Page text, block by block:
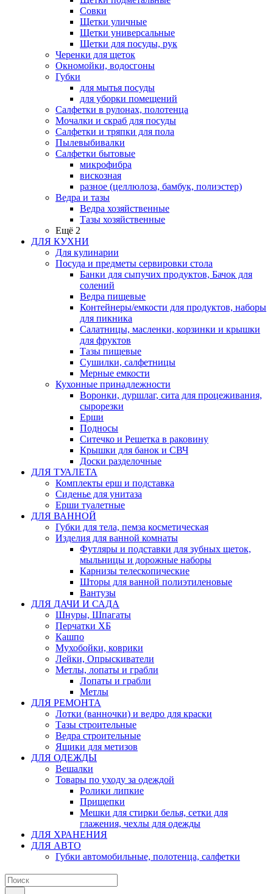
Совки
Щетки уличные
Щетки универсальные
Щетки для посуды, рук
Черенки для щеток
Окномойки, водосгоны
Губки
для мытья посуды
для уборки помещений
Салфетки в рулонах, полотенца
Мочалки и скраб для посуды
Салфетки и тряпки для пола
Пылевыбивалки
Салфетки бытовые
микрофибра
вискозная
разное (целлюлоза, бамбук, полиэстер)
Ведра и тазы
Ведра хозяйственные
Тазы хозяйственные
Ещё 2
ДЛЯ КУХНИ
Для кулинарии
Посуда и предметы сервировки стола
Банки для сыпучих продуктов, Бачок для
солений
Ведра пищевые
Контейнеры/емкости для продуктов, наборы
для пикника
Салатницы, масленки, корзинки и крышки
для фруктов
Тазы пищевые
Сушилки, салфетницы
Мерные емкости
Кухонные принадлежности
Воронки, дуршлаг, сита для процеживания,
сырорезки
Ерши
Подносы
Ситечко и Решетка в раковину
Крышки для банок и СВЧ
Доски разделочные
ДЛЯ ТУАЛЕТА
Комплекты ерш и подставка
Сиденье для унитаза
Ерши туалетные
ДЛЯ ВАННОЙ
Губки для тела, пемза косметическая
Изделия для ванной комнаты
Футляры и подставки для зубных щеток,
мыльницы и дорожные наборы
Карнизы телескопические
Шторы для ванной полиэтиленовые
Вантузы
ДЛЯ ДАЧИ И САДА
Шнуры, Шпагаты
Перчатки ХБ
Кашпо
Мухобойки, коврики
Лейки, Опрыскиватели
Метлы, лопаты и грабли
Лопаты и грабли
Метлы
ДЛЯ РЕМОНТА
Лотки (ванночки) и ведро для краски
Тазы строительные
Ведра строительные
Ящики для метизов
ДЛЯ ОДЕЖДЫ
Вешалки
Товары по уходу за одеждой
Ролики липкие
Прищепки
Мешки для стирки белья, сетки для
глажения, чехлы для одежды
ДЛЯ ХРАНЕНИЯ
ДЛЯ АВТО
Губки автомобильные, полотенца, салфетки